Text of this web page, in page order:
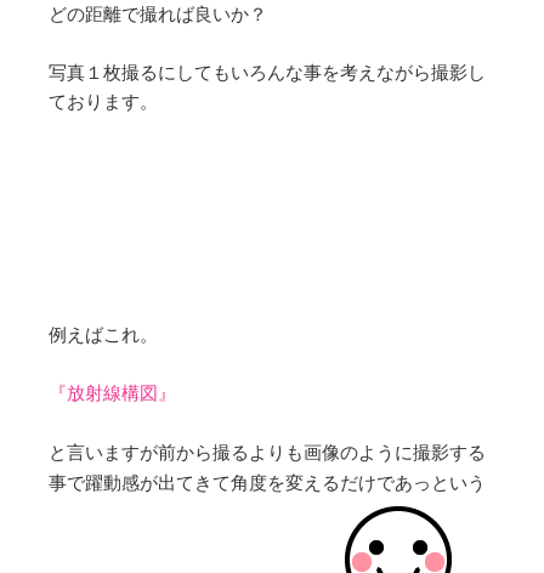
どの距離で撮れば良いか？
写真１枚撮るにしてもいろんな事を考えながら撮影し
ております。
例えばこれ。
『放射線構図』
と言いますが前から撮るよりも画像のように撮影する
事で躍動感が出てきて角度を変えるだけであっという